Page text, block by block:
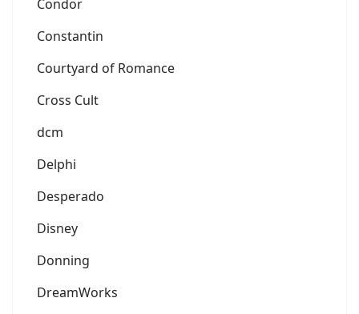
Condor
Constantin
Courtyard of Romance
Cross Cult
dcm
Delphi
Desperado
Disney
Donning
DreamWorks